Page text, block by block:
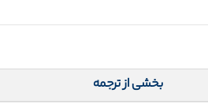
بخشی از ترجمه